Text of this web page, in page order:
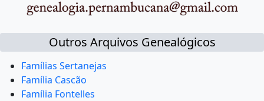
Outros Arquivos Genealógicos
Famílias Sertanejas
Família Cascão
Família Fontelles